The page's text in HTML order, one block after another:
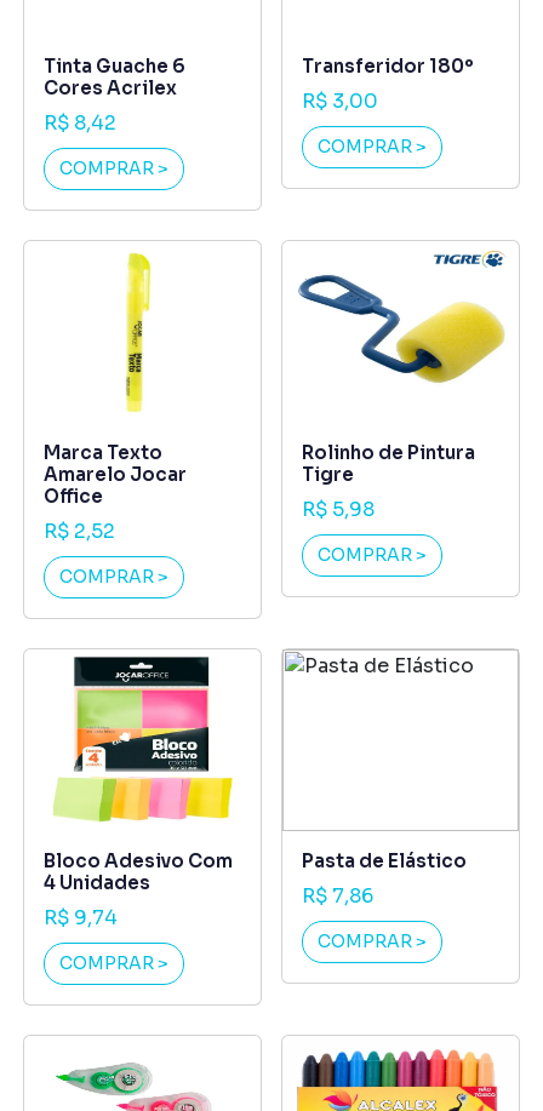
Tinta Guache 6
Cores Acrilex
R$ 8,42
COMPRAR >
Transferidor 180º
R$ 3,00
COMPRAR >
Marca Texto
Amarelo Jocar
Office
R$ 2,52
COMPRAR >
Rolinho de Pintura
Tigre
R$ 5,98
COMPRAR >
Bloco Adesivo Com
4 Unidades
R$ 9,74
COMPRAR >
Pasta de Elástico
R$ 7,86
COMPRAR >